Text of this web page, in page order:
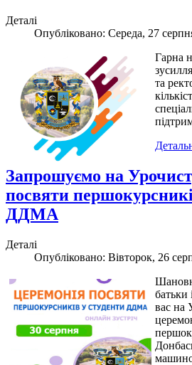
Деталі
Опубліковано: Середа, 27
Гарна
та
Запрошуємо на
посвяти
ДДМА
Деталі
Опубліковано: Вівторок, 26
батьки
вас на